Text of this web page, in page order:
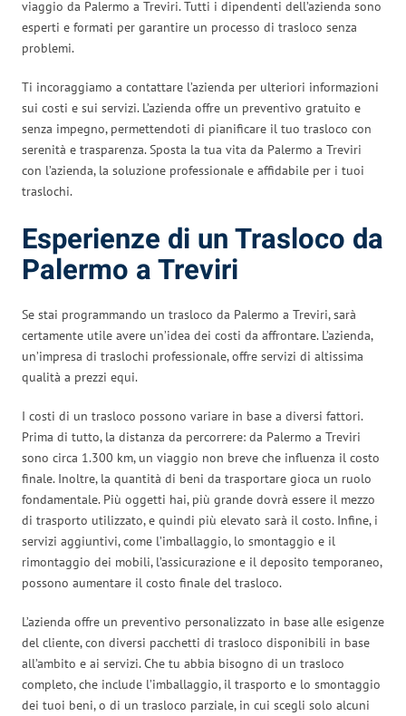
viaggio da Palermo a Treviri. Tutti i dipendenti dell’azienda sono
esperti e formati per garantire un processo di trasloco senza
problemi.
Ti incoraggiamo a contattare l’azienda per ulteriori informazioni
sui costi e sui servizi. L’azienda offre un preventivo gratuito e
senza impegno, permettendoti di pianificare il tuo trasloco con
serenità e trasparenza. Sposta la tua vita da Palermo a Treviri
con l’azienda, la soluzione professionale e affidabile per i tuoi
traslochi.
Esperienze di un Trasloco da
Palermo a Treviri
Se stai programmando un trasloco da Palermo a Treviri, sarà
certamente utile avere un’idea dei costi da affrontare. L’azienda,
un’impresa di traslochi professionale, offre servizi di altissima
qualità a prezzi equi.
I costi di un trasloco possono variare in base a diversi fattori.
Prima di tutto, la distanza da percorrere: da Palermo a Treviri
sono circa 1.300 km, un viaggio non breve che influenza il costo
finale. Inoltre, la quantità di beni da trasportare gioca un ruolo
fondamentale. Più oggetti hai, più grande dovrà essere il mezzo
di trasporto utilizzato, e quindi più elevato sarà il costo. Infine, i
servizi aggiuntivi, come l’imballaggio, lo smontaggio e il
rimontaggio dei mobili, l’assicurazione e il deposito temporaneo,
possono aumentare il costo finale del trasloco.
L’azienda offre un preventivo personalizzato in base alle esigenze
del cliente, con diversi pacchetti di trasloco disponibili in base
all’ambito e ai servizi. Che tu abbia bisogno di un trasloco
completo, che include l’imballaggio, il trasporto e lo smontaggio
dei tuoi beni, o di un trasloco parziale, in cui scegli solo alcuni